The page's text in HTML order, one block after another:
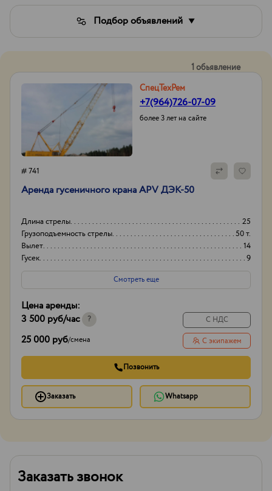
Подбор объявлений
1 обьявление
СпецТехРем
+7(964)726-07-09
более 3 лет на сайте
# 741
Аренда гусеничного крана APV ДЭК-50
Длина стрелы
25
Грузоподъемность стрелы
50 т.
Вылет
14
Гусек
9
Смотреть еще
Цена аренды:
3 500 руб/час ?
25 000 руб/смена
С НДС
С экипажем
Позвонить
Заказать Whatsapp
Заказать звонок